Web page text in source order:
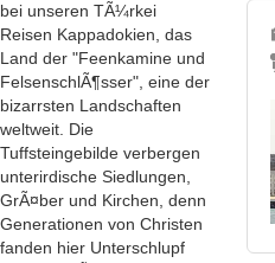
bei unseren TÃ¼rkei
Reisen Kappadokien, das
Land der "Feenkamine und
FelsenschlÃ¶sser", eine der
bizarrsten Landschaften
weltweit. Die
Tuffsteingebilde verbergen
unterirdische Siedlungen,
GrÃ¤ber und Kirchen, denn
Generationen von Christen
fanden hier Unterschlupf